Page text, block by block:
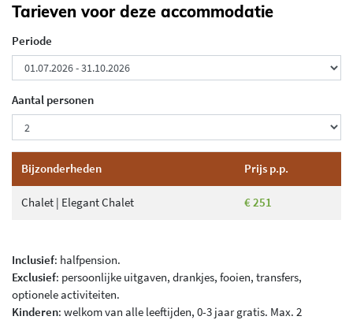
Tarieven voor deze accommodatie
Periode
Aantal personen
Bijzonderheden Prijs p.p.
Chalet | Elegant Chalet € 251
Inclusief: halfpension.
Exclusief: persoonlijke uitgaven, drankjes, fooien, transfers,
optionele activiteiten.
Kinderen: welkom van alle leeftijden, 0-3 jaar gratis. Max. 2